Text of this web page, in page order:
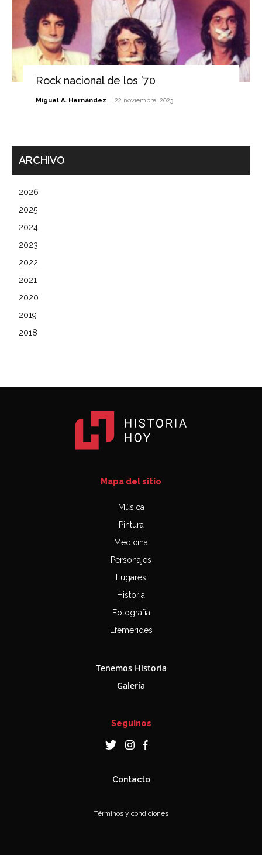
Rock nacional de los ’70
Miguel A. Hernández - 22 noviembre, 2023
ARCHIVO
2026
2025
2024
2023
2022
2021
2020
2019
2018
Mapa del sitio
Música
Pintura
Medicina
Personajes
Lugares
Historia
Fotografía
Efemérides
Tenemos Historia
Galería
Seguinos
Contacto
Términos y condiciones